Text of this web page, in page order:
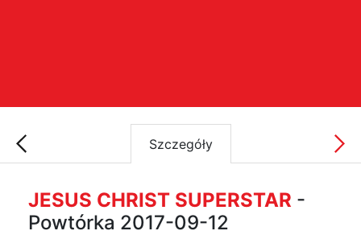
Szczegóły
JESUS CHRIST SUPERSTAR -
Powtórka 2017-09-12